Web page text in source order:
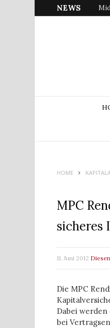
NEWS
HOME
MPC
sicheres
11. Juni 2012
Die MPC
Dabei
bei